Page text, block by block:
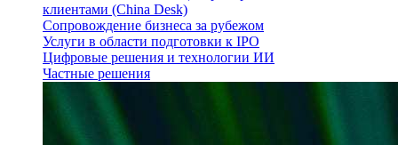
клиентами (China Desk)
Сопровождение бизнеса за рубежом
Услуги в области подготовки к IPO
Цифровые решения и технологии ИИ
Частные решения